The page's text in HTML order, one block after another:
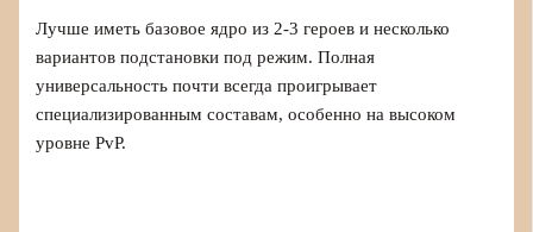
Лучше иметь базовое ядро из 2-3 героев и несколько
вариантов подстановки под режим. Полная
универсальность почти всегда проигрывает
специализированным составам, особенно на высоком
уровне PvP.